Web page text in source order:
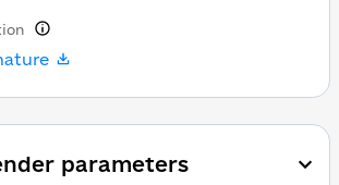
parameters